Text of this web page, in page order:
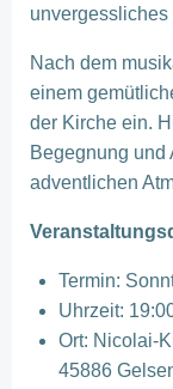
Nach dem
einem
der Kirche ein.
Begegnung und
adventlichen
Termin:
Uhrzeit:
Ort: Nicolai-
45886